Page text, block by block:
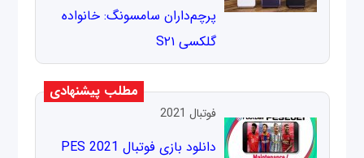
پرچم‌داران سامسونگ: خانواده
گلکسی S۲۱
مطلب پیشنهادی
فوتبال 2021
دانلود بازی فوتبال PES 2021